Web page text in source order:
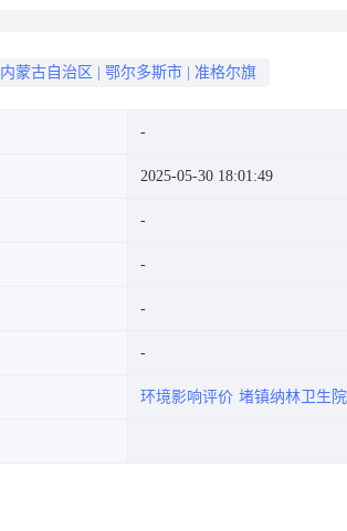
的公示
内蒙古自治区 鄂尔多斯市 准格尔旗
2025-05-30 18:01:49
环境影响评价 堵镇纳林卫生